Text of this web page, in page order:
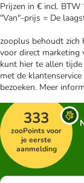
Prijzen in € incl. BTW
"Van"-prijs = De
zooplus behoudt zich
voor direct marketing
kunt hier te allen
met de
bezoeken. Meer
333
zooPoints voor
je eerste
aanmelding